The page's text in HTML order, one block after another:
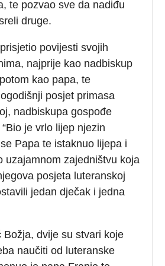
te pozvao sve da nadiđu
druge.
povijesti svojih
najprije kao nadbiskup
kao papa, te
posjet primasa
nadbiskupa gospođe
je vrlo lijep njezin
Papa te istaknuo lijepa i
uzajamnom zajedništvu koja
posjeta luteranskoj
jedan dječak i jedna
Božja, dvije su stvari koje
naučiti od luteranske